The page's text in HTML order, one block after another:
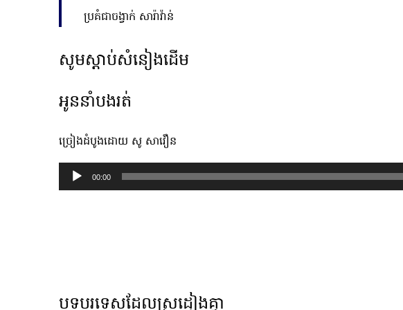
ប្រគំជាចង្វាក់ សារ៉ាវ៉ាន់
សូមស្ដាប់សំនៀងដើម
អូននាំបងរត់
ច្រៀងដំបូងដោយ​ សូ សាវឿន
Audio
Player
00:00
បទបរទេសដែលស្រដៀងគ្នា